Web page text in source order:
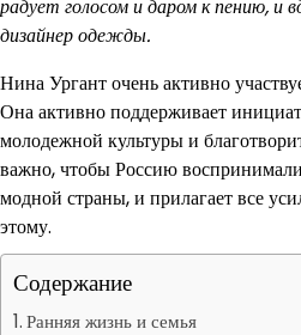
радует голосом и даром к пению, и
дизайнер одежды.
Нина Ургант очень активно
Она активно поддерживает
молодежной культуры и
важно, чтобы Россию
модной страны, и прилагает все
этому.
Содержание
Ранняя жизнь и семья